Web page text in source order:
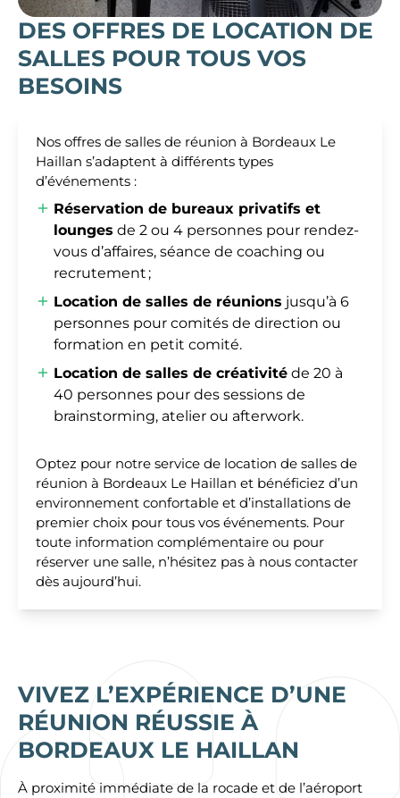
DES OFFRES DE LOCATION DE
SALLES POUR TOUS VOS
BESOINS
Nos offres de salles de réunion à Bordeaux Le
Haillan s’adaptent à différents types
d’événements :
Réservation de bureaux privatifs et
lounges de 2 ou 4 personnes pour rendez-
vous d’affaires, séance de coaching ou
recrutement ;
Location de salles de réunions jusqu’à 6
personnes pour comités de direction ou
formation en petit comité.
Location de salles de créativité de 20 à
40 personnes pour des sessions de
brainstorming, atelier ou afterwork.
Optez pour notre service de location de salles de
réunion à Bordeaux Le Haillan et bénéficiez d’un
environnement confortable et d’installations de
premier choix pour tous vos événements. Pour
toute information complémentaire ou pour
réserver une salle, n’hésitez pas à nous contacter
dès aujourd’hui.
VIVEZ L’EXPÉRIENCE D’UNE
RÉUNION RÉUSSIE À
BORDEAUX LE HAILLAN
À proximité immédiate de la rocade et de l’aéroport